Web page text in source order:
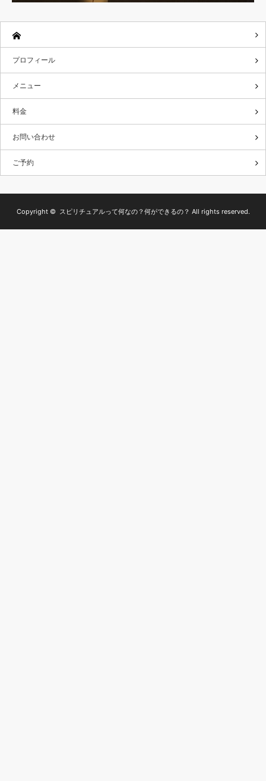
プロフィール
メニュー
料金
お問い合わせ
ご予約
Copyright © スピリチュアルって何なの？何ができるの？ All rights reserved.